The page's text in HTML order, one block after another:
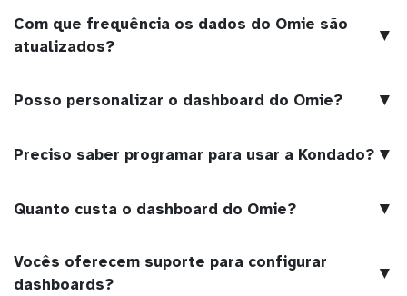
Com que frequência os dados do Omie são
atualizados?
▼
Posso personalizar o dashboard do Omie? ▼
Preciso saber programar para usar a Kondado? ▼
Quanto custa o dashboard do Omie? ▼
Vocês oferecem suporte para configurar
dashboards?
▼